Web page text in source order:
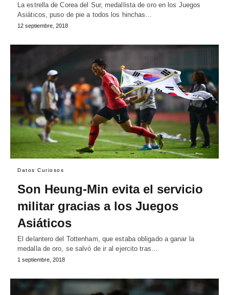
La estrella de Corea del Sur, medallista de oro en los Juegos
Asiáticos, puso de pie a todos los hinchas…
12 septiembre, 2018
Datos Curiosos
Son Heung-Min evita el servicio
militar gracias a los Juegos
Asiáticos
El delantero del Tottenham, que estaba obligado a ganar la
medalla de oro, se salvó de ir al ejercito tras…
1 septiembre, 2018